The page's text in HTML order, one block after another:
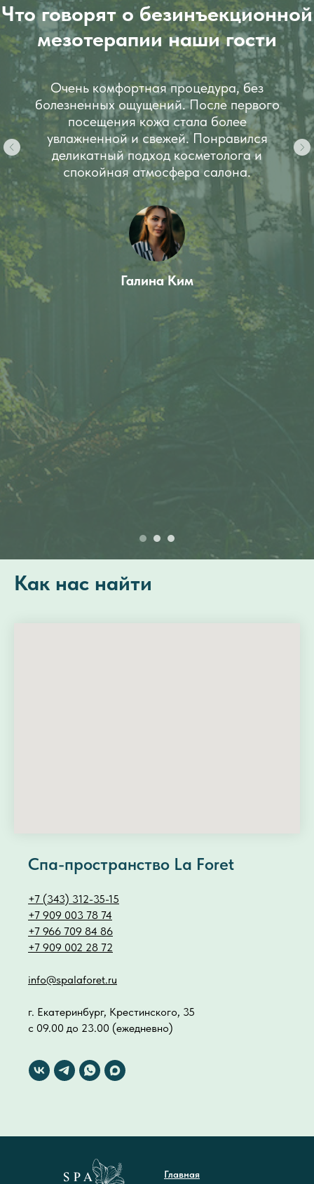
Что говорят о безинъекционной
мезотерапиинаши гости
Очень комфортная процедура, без
болезненных ощущений. После первого
посещения кожа стала более
увлажненной и свежей. Понравился
деликатный подход косметолога и
спокойная атмосфера салона.
Галина Ким
Как нас найти
Спа-пространство La Foret
+7 (343) 312-35-15
+7 909 003 78 74
+7 966 709 84 86
+7 909 002 28 72
info@spalaforet.ru
г. Екатеринбург, Крестинского, 35
с 09.00 до 23.00 (ежедневно)
Главная